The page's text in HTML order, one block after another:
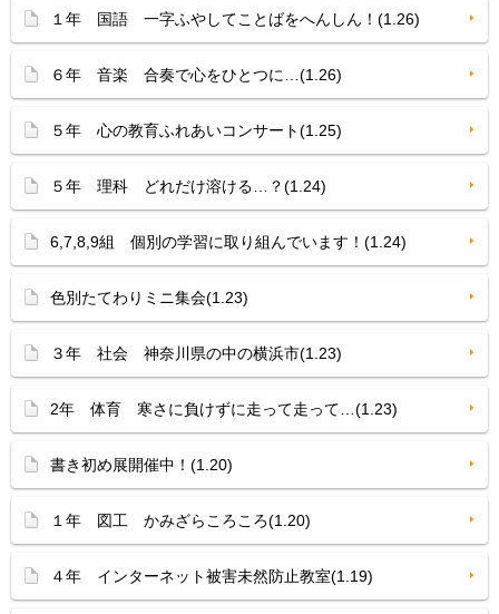
１年 国語 一字ふやしてことばをへんしん！(1.26)
６年 音楽 合奏で心をひとつに…(1.26)
５年 心の教育ふれあいコンサート(1.25)
５年 理科 どれだけ溶ける…？(1.24)
6,7,8,9組 個別の学習に取り組んでいます！(1.24)
色別たてわりミニ集会(1.23)
３年 社会 神奈川県の中の横浜市(1.23)
2年 体育 寒さに負けずに走って走って…(1.23)
書き初め展開催中！(1.20)
１年 図工 かみざらころころ(1.20)
４年 インターネット被害未然防止教室(1.19)